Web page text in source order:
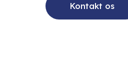
Kontakt os